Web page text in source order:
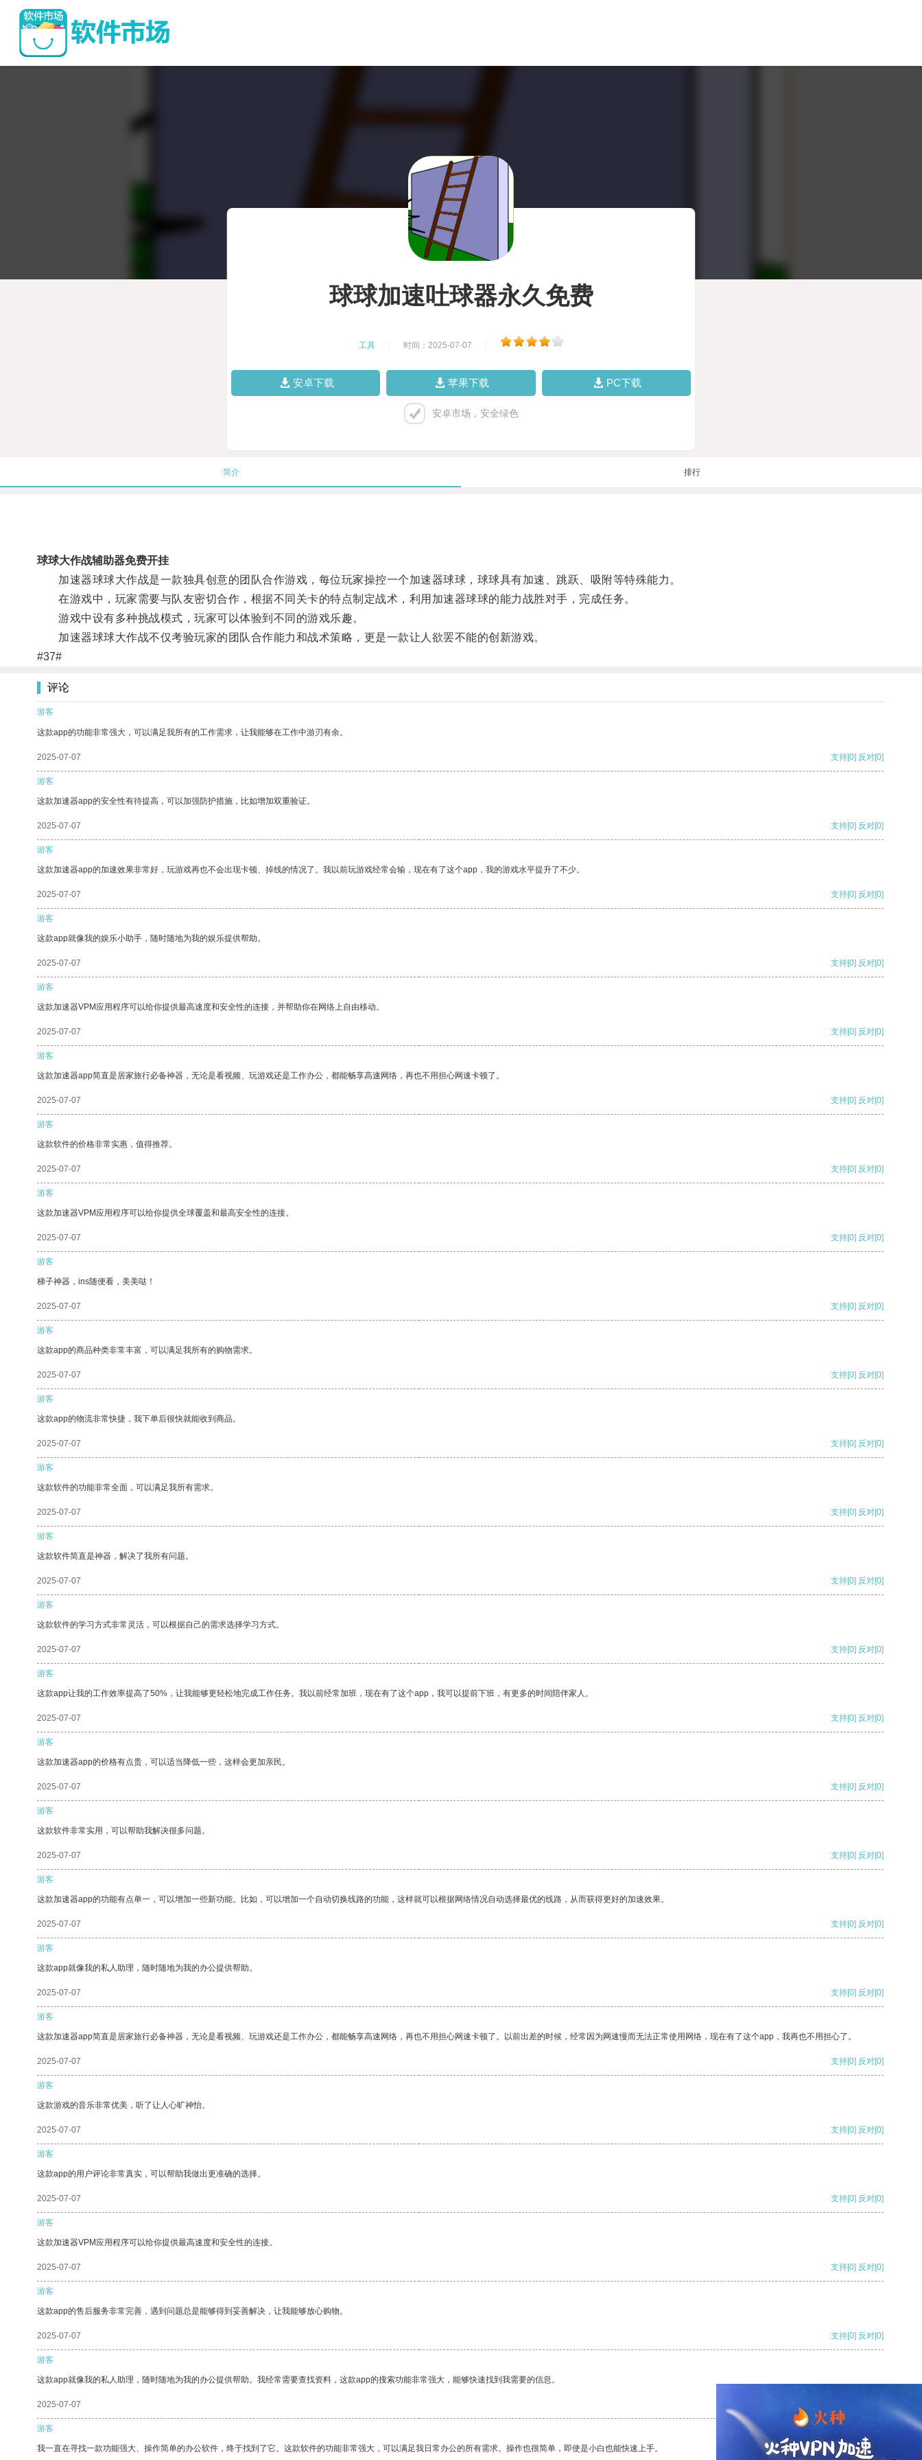
球球加速吐球器永久免费
工具 时间：2025-07-07
安卓下载 苹果下载 PC下载
安卓市场，安全绿色
简介 排行
球球大作战辅助器免费开挂
加速器球球大作战是一款独具创意的团队合作游戏，每位玩家操控一个加速器球球，球球具有加速、跳跃、吸附等特殊能力。
在游戏中，玩家需要与队友密切合作，根据不同关卡的特点制定战术，利用加速器球球的能力战胜对手，完成任务。
游戏中设有多种挑战模式，玩家可以体验到不同的游戏乐趣。
加速器球球大作战不仅考验玩家的团队合作能力和战术策略，更是一款让人欲罢不能的创新游戏。
#37#
评论
游客
这款app的功能非常强大，可以满足我所有的工作需求，让我能够在工作中游刃有余。
2025-07-07 支持[0] 反对[0]
游客
这款加速器app的安全性有待提高，可以加强防护措施，比如增加双重验证。
2025-07-07 支持[0] 反对[0]
游客
这款加速器app的加速效果非常好，玩游戏再也不会出现卡顿、掉线的情况了。我以前玩游戏经常会输，现在有了这个app，我的游戏水平提升了不少。
2025-07-07 支持[0] 反对[0]
游客
这款app就像我的娱乐小助手，随时随地为我的娱乐提供帮助。
2025-07-07 支持[0] 反对[0]
游客
这款加速器VPM应用程序可以给你提供最高速度和安全性的连接，并帮助你在网络上自由移动。
2025-07-07 支持[0] 反对[0]
游客
这款加速器app简直是居家旅行必备神器，无论是看视频、玩游戏还是工作办公，都能畅享高速网络，再也不用担心网速卡顿了。
2025-07-07 支持[0] 反对[0]
游客
这款软件的价格非常实惠，值得推荐。
2025-07-07 支持[0] 反对[0]
游客
这款加速器VPM应用程序可以给你提供全球覆盖和最高安全性的连接。
2025-07-07 支持[0] 反对[0]
游客
梯子神器，ins随便看，美美哒！
2025-07-07 支持[0] 反对[0]
游客
这款app的商品种类非常丰富，可以满足我所有的购物需求。
2025-07-07 支持[0] 反对[0]
游客
这款app的物流非常快捷，我下单后很快就能收到商品。
2025-07-07 支持[0] 反对[0]
游客
这款软件的功能非常全面，可以满足我所有需求。
2025-07-07 支持[0] 反对[0]
游客
这款软件简直是神器，解决了我所有问题。
2025-07-07 支持[0] 反对[0]
游客
这款软件的学习方式非常灵活，可以根据自己的需求选择学习方式。
2025-07-07 支持[0] 反对[0]
游客
这款app让我的工作效率提高了50%，让我能够更轻松地完成工作任务。我以前经常加班，现在有了这个app，我可以提前下班，有更多的时间陪伴家人。
2025-07-07 支持[0] 反对[0]
游客
这款加速器app的价格有点贵，可以适当降低一些，这样会更加亲民。
2025-07-07 支持[0] 反对[0]
游客
这款软件非常实用，可以帮助我解决很多问题。
2025-07-07 支持[0] 反对[0]
游客
这款加速器app的功能有点单一，可以增加一些新功能。比如，可以增加一个自动切换线路的功能，这样就可以根据网络情况自动选择最优的线路，从而获得更好的加速效果。
2025-07-07 支持[0] 反对[0]
游客
这款app就像我的私人助理，随时随地为我的办公提供帮助。
2025-07-07 支持[0] 反对[0]
游客
这款加速器app简直是居家旅行必备神器，无论是看视频、玩游戏还是工作办公，都能畅享高速网络，再也不用担心网速卡顿了。以前出差的时候，经常因为网速慢而无法正常使用网络，现在有了这个app，我再也不用担心了。
2025-07-07 支持[0] 反对[0]
游客
这款游戏的音乐非常优美，听了让人心旷神怡。
2025-07-07 支持[0] 反对[0]
游客
这款app的用户评论非常真实，可以帮助我做出更准确的选择。
2025-07-07 支持[0] 反对[0]
游客
这款加速器VPM应用程序可以给你提供最高速度和安全性的连接。
2025-07-07 支持[0] 反对[0]
游客
这款app的售后服务非常完善，遇到问题总是能够得到妥善解决，让我能够放心购物。
2025-07-07 支持[0] 反对[0]
游客
这款app就像我的私人助理，随时随地为我的办公提供帮助。我经常需要查找资料，这款app的搜索功能非常强大，能够快速找到我需要的信息。
2025-07-07
游客
我一直在寻找一款功能强大、操作简单的办公软件，终于找到了它。这款软件的功能非常强大，可以满足我日常办公的所有需求。操作也很简单，即使是小白也能快速上手。